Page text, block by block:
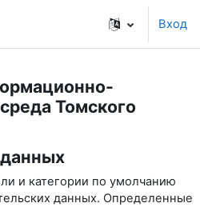
Вход
Томского
и категории по умолчанию
данных. Определенные